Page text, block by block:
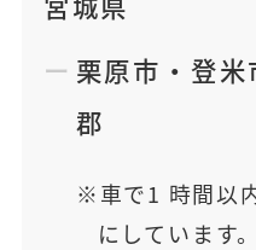
栗原市 ・ 登米
郡
車で1 時間以
にしています。